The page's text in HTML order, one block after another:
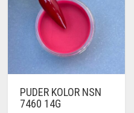
PUDER KOLOR NSN
7460 14G